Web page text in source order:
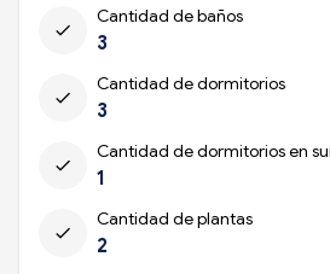
check
Cantidad de baños
3
check
Cantidad de dormitorios
3
check
Cantidad de dormitorios en
1
check
Cantidad de plantas
2